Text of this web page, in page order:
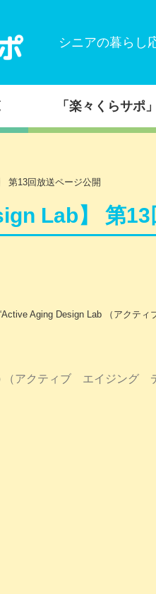
シニアの暮らし
「楽々くらサポ
第13回放送ページ公開
Lab】 第13
Aging Design Lab （アク
（アクティブ エイジング